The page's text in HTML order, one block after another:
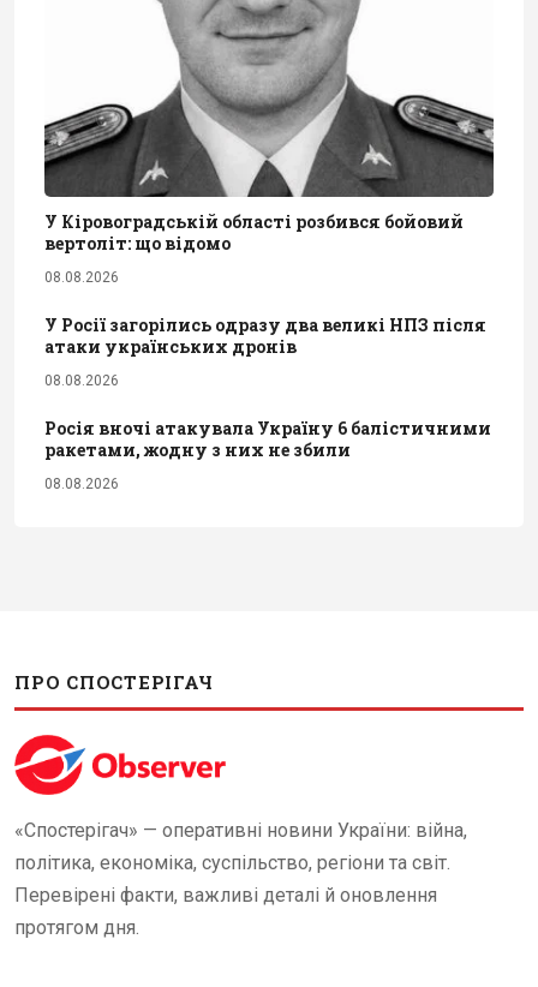
У Кіровоградській області розбився бойовий
вертоліт: що відомо
08.08.2026
У Росії загорілись одразу два великі НПЗ після
атаки українських дронів
08.08.2026
Росія вночі атакувала Україну 6 балістичними
ракетами, жодну з них не збили
08.08.2026
ПРО СПОСТЕРІГАЧ
«Спостерігач» — оперативні новини України: війна,
політика, економіка, суспільство, регіони та світ.
Перевірені факти, важливі деталі й оновлення
протягом дня.